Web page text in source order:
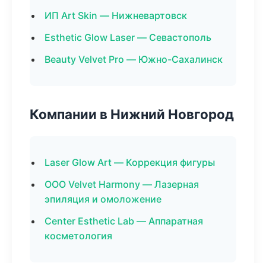
ИП Art Skin — Нижневартовск
Esthetic Glow Laser — Севастополь
Beauty Velvet Pro — Южно-Сахалинск
Компании в Нижний Новгород
Laser Glow Art — Коррекция фигуры
ООО Velvet Harmony — Лазерная
эпиляция и омоложение
Center Esthetic Lab — Аппаратная
косметология